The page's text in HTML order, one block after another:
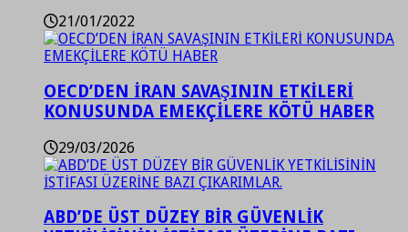
21/01/2022
OECD’DEN İRAN SAVAŞININ ETKİLERİ
KONUSUNDA EMEKÇİLERE KÖTÜ HABER
29/03/2026
ABD’DE ÜST DÜZEY BİR GÜVENLİK